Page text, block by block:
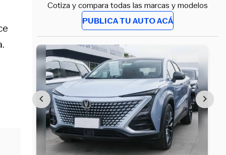
Cotiza y compara todas las marcas y modelos
PUBLICA TU AUTO ACÁ